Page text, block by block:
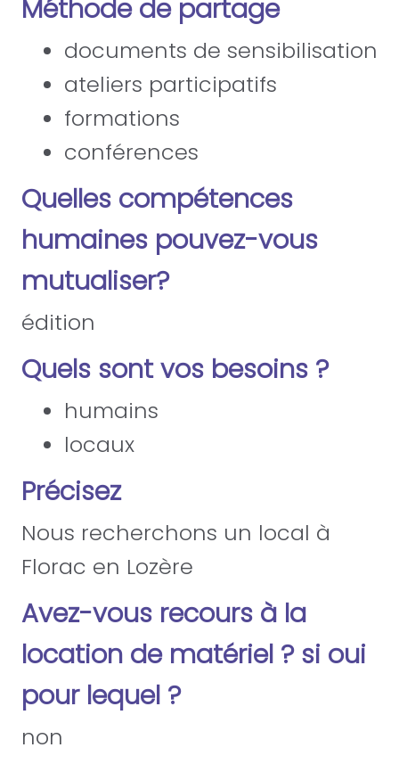
Méthode de partage
documents de sensibilisation
ateliers participatifs
formations
conférences
Quelles compétences
humaines pouvez-vous
mutualiser?
édition
Quels sont vos besoins ?
humains
locaux
Précisez
Nous recherchons un local à
Florac en Lozère
Avez-vous recours à la
location de matériel ? si oui
pour lequel ?
non